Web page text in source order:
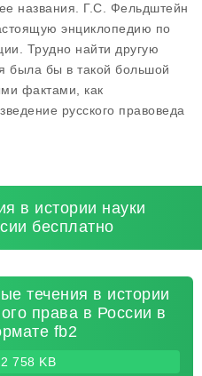
названия. Г.С. Фельдштейн
энциклопедию по
Трудно найти другую
была бы в такой большой
фактами, как
русского правоведа
в истории науки
бесплатно
течения в истории
права в России в
fb2
2 758 KB